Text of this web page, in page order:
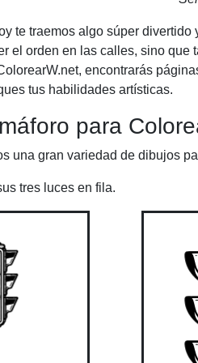
te traemos algo súper
el orden en las calles, sino
encontrarás
tus habilidades artísticas.
para
una gran variedad de dibujos
tres luces en fila.